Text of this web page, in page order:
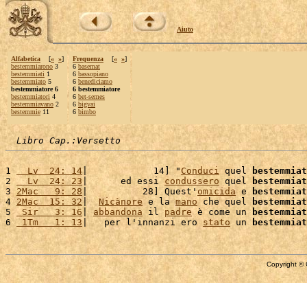
Aiuto
Alfabetica [« »]
bestemmiarono 3
bestemmiati 1
bestemmiato 5
bestemmiatore 6
bestemmiatori 4
bestemmiavano 2
bestemmie 11
Frequenza [« »]
6 basemat
6 bassopiano
6 benediciamo
6 bestemmiatore
6 bet-semes
6 bigvai
6 bimbo
Libro Cap.:Versetto
1
  Lv  24: 14
|            14] "Conduci quel
2
  Lv  24: 23
|      ed essi condussero quel
3 2Mac   9: 28 |          28] Quest'omicida e
4 2Mac  15: 32| Nicànore e la mano che quel
5 Sir   3: 16 | abbandona il padre è come un
6 1Tm   1: 13 |   per l'innanzi ero stato un
Copyright ©